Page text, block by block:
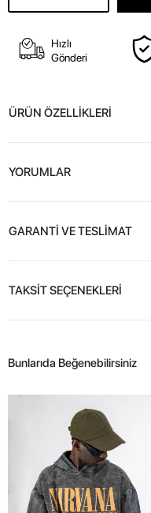
Hızlı
Gönderi
ÜRÜN ÖZELLİKLERİ
YORUMLAR
GARANTİ VE TESLİMAT
TAKSİT SEÇENEKLERİ
Bunlarıda Beğenebilirsiniz